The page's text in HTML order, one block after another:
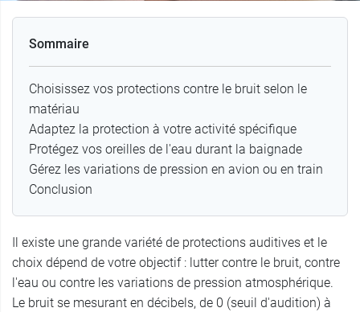
Sommaire
Choisissez vos protections contre le bruit selon le
matériau
Adaptez la protection à votre activité spécifique
Protégez vos oreilles de l'eau durant la baignade
Gérez les variations de pression en avion ou en train
Conclusion
Il existe une grande variété de protections auditives et le
choix dépend de votre objectif : lutter contre le bruit, contre
l'eau ou contre les variations de pression atmosphérique.
Le bruit se mesurant en décibels, de 0 (seuil d'audition) à